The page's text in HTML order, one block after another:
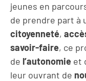
jeunes en
de prendre part à
citoyenneté,
savoir-faire, ce
de l’autonomie et
leur ouvrant de